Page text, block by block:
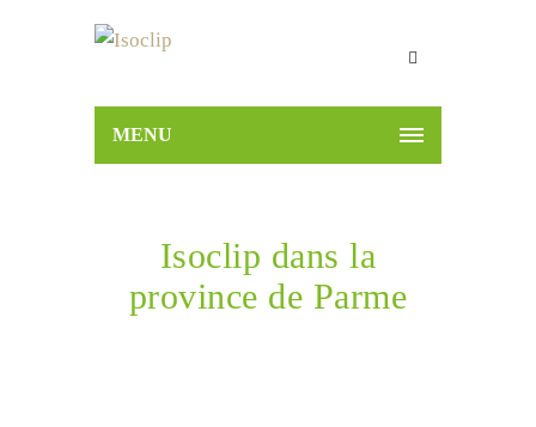
MENU
Isoclip dans la
province de Parme